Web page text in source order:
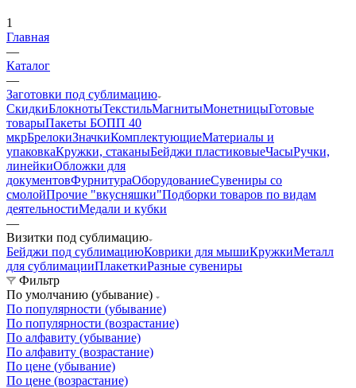
1
Главная
—
Каталог
—
Заготовки под сублимацию
СкидкиБлокнотыТекстильМагнитыМонетницыГотовые
товарыПакеты БОПП 40
мкрБрелокиЗначкиКомплектующиеМатериалы и
упаковкаКружки, стаканыБейджи пластиковыеЧасыРучки,
линейкиОбложки для
документовФурнитураОборудованиеСувениры со
смолойПрочие "вкусняшки"Подборки товаров по видам
деятельностиМедали и кубки
—
Визитки под сублимацию
Бейджи под сублимациюКоврики для мышиКружкиМеталл
для сублимацииПлакеткиРазные сувениры
Фильтр
По умолчанию (убывание)
По популярности (убывание)
По популярности (возрастание)
По алфавиту (убывание)
По алфавиту (возрастание)
По цене (убывание)
По цене (возрастание)